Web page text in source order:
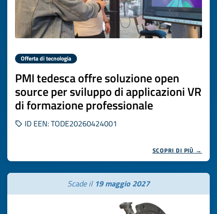
Offerta di tecnologia
PMI tedesca offre soluzione open
source per sviluppo di applicazioni VR
di formazione professionale
ID EEN: TODE20260424001
SCOPRI DI PIÙ →
Scade il 19 maggio 2027